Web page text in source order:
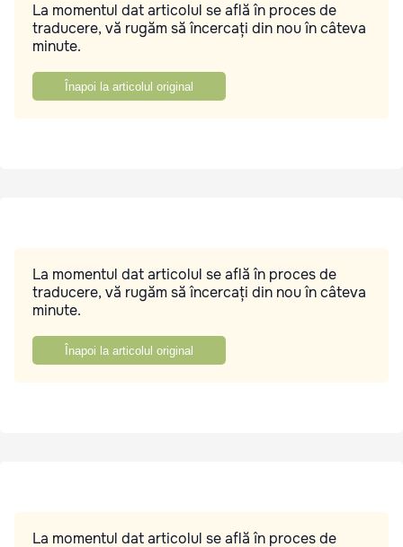
La momentul dat articolul se află în proces de
traducere, vă rugăm să încercați din nou în câteva
minute.
Înapoi la articolul original
La momentul dat articolul se află în proces de
traducere, vă rugăm să încercați din nou în câteva
minute.
Înapoi la articolul original
La momentul dat articolul se află în proces de